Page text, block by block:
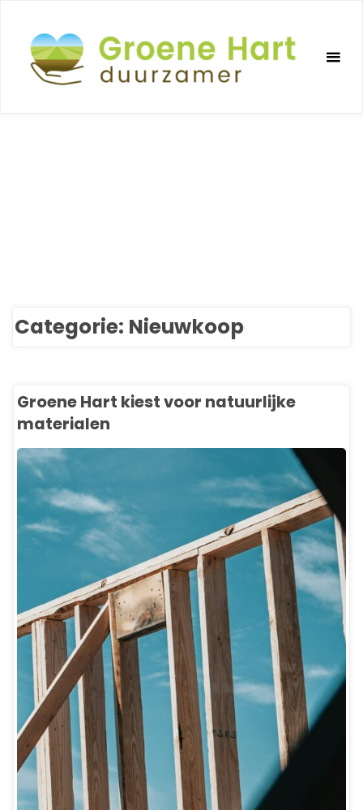
inhoud
Categorie: Nieuwkoop
Groene Hart kiest voor natuurlijke
materialen